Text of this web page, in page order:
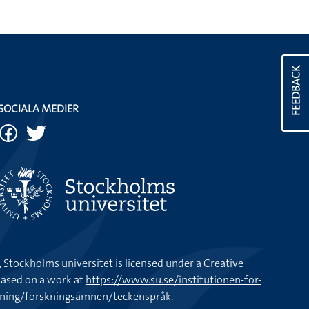
FEEDBACK
MEDIER
universitetis licensed under aCreative
on a work athttps://www.su.se/institutionen-for-
forskningsämnen/teckenspråk.